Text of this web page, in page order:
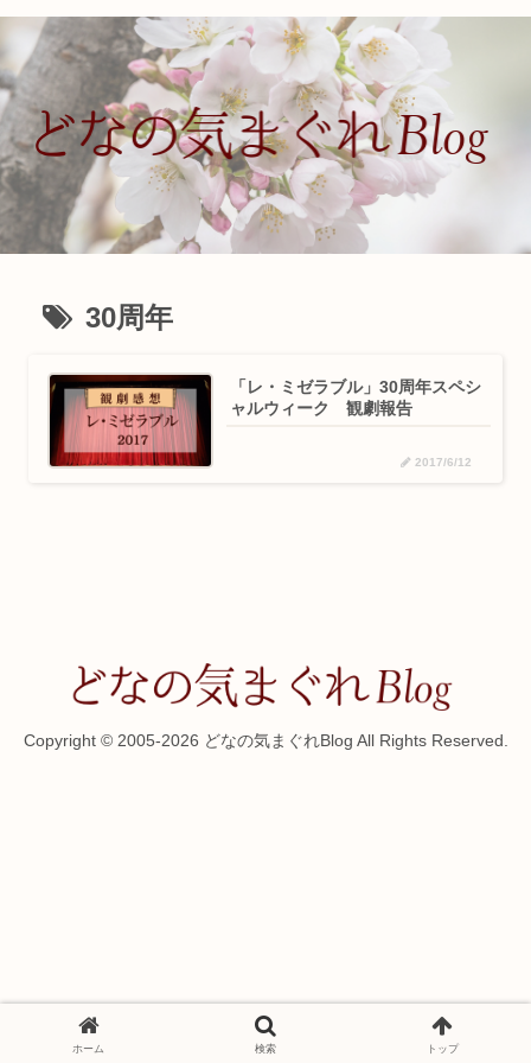
30周年
「レ・ミゼラブル」30周年スペシ
ャルウィーク 観劇報告
2017/6/12
Copyright © 2005-2026 どなの気まぐれBlog All Rights Reserved.
ホーム 検索 トップ